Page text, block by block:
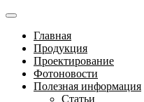
Главная
Продукция
Проектирование
Фотоновости
Полезная информация
Статьи